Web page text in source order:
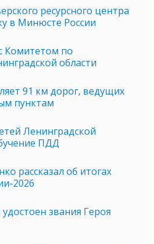
ресурсного центра
в Минюсте России
Комитетом по
области
91 км дорог, ведущих
пунктам
Ленинградской
ПДД
рассказал об итогах
2026
звания Героя